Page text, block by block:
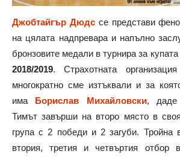
Джобтайгър Дюдссе представи
на цялата надпревара и напълно
бронзовите медали в турнира за купата
2018/2019. Страхотната
многократно сме изтъквали и за
има Борислав Михайловски, даде
Тимът завърши на второ място в
група с 2 победи и 2 загуби. Тройна
втория, третия и четвъртия отбор